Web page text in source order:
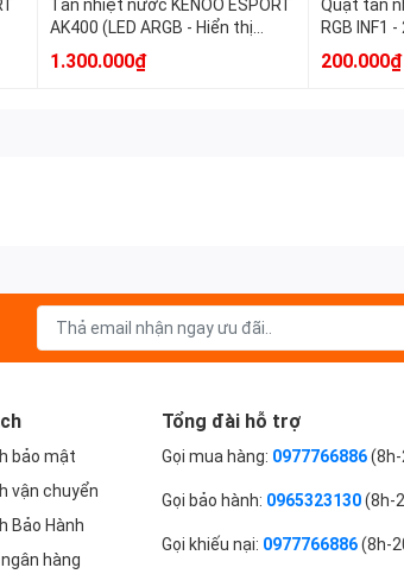
Tản nhiệt nước KENOO ESPORT
AK400 (LED ARGB - Hiển thị
nhiệt độ) - Màu Đen
1.300.000₫
Quạt tản
RGB INF1
Đen
200.000₫
bảo mật
vận chuyển
Bảo Hành
hàng
Tổng đài hỗ trợ
Gọi mua hàng: 0977766886
Gọi bảo hành: 0965323130(8h-
Gọi khiếu nại: 0977766886(8h-